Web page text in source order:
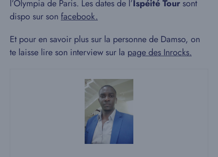
l’Olympia de Paris. Les dates de l’Ispéité Tour sont
dispo sur son facebook.
Et pour en savoir plus sur la personne de Damso, on
te laisse lire son interview sur la page des Inrocks.